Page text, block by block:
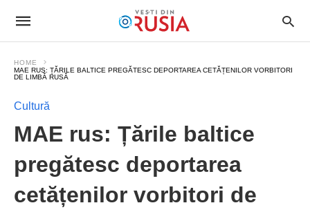
HOME
MAE RUS: ȚĂRILE BALTICE PREGĂTESC DEPORTAREA CETĂȚENILOR VORBITORI
DE LIMBĂ RUSĂ
Cultură
MAE rus: Țările baltice
pregătesc deportarea
cetățenilor vorbitori de